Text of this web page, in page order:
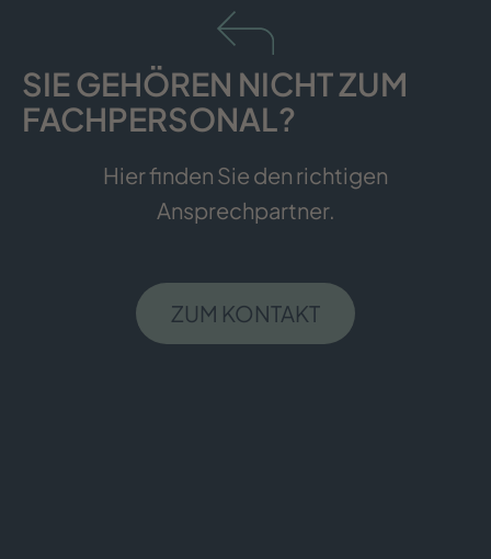
SIE GEHÖREN NICHT ZUM
FACHPERSONAL?
Hier finden Sie den richtigen
Ansprechpartner.
ZUM KONTAKT